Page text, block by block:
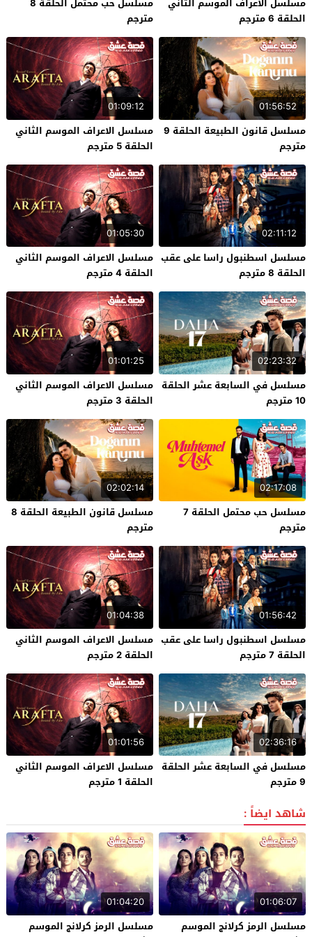
الحلقة 6 مترجم
مترجم
01:56:52
مسلسل قانون الطبيعة الحلقة 9
مترجم
01:09:12
مسلسل الاعراف الموسم الثاني
الحلقة 5 مترجم
02:11:12
مسلسل اسطنبول راسا على عقب
الحلقة 8 مترجم
01:05:30
مسلسل الاعراف الموسم الثاني
الحلقة 4 مترجم
02:23:32
مسلسل في السابعة عشر الحلقة
10 مترجم
01:01:25
مسلسل الاعراف الموسم الثاني
الحلقة 3 مترجم
02:17:08
مسلسل حب محتمل الحلقة 7
مترجم
02:02:14
مسلسل قانون الطبيعة الحلقة 8
مترجم
01:56:42
مسلسل اسطنبول راسا على عقب
الحلقة 7 مترجم
01:04:38
مسلسل الاعراف الموسم الثاني
الحلقة 2 مترجم
02:36:16
مسلسل في السابعة عشر الحلقة
9 مترجم
01:01:56
مسلسل الاعراف الموسم الثاني
الحلقة 1 مترجم
شاهد ايضاً :
01:06:07
مسلسل الرمز كرلانج الموسم
01:04:20
مسلسل الرمز كرلانج الموسم